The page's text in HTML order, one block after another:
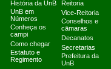
História da UnB
UnB em
Números
Conheça os
campi
Como chegar
Estatuto e
Regimento
Reitoria
Vice-Reitoria
Conselhos e
câmaras
Decanatos
Secretarias
Prefeitura da
UnB